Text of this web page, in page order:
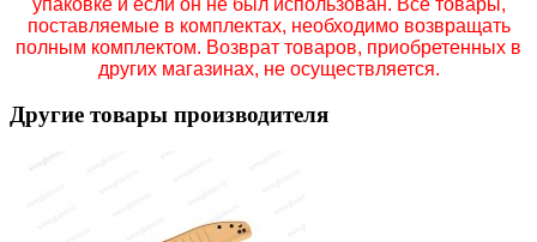
поставляемые в комплектах, необходимо возвращать
полным комплектом. Возврат товаров, приобретенных в
других магазинах, не осуществляется.
Другие товары производителя